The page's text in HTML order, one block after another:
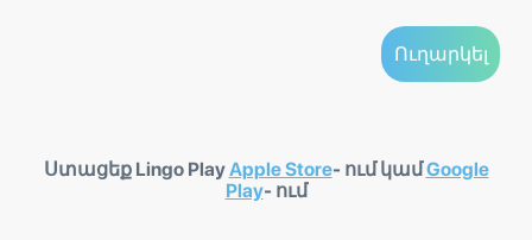
Ստացեք Lingo PlayApple Store- ում կամGoogle
Play- ում